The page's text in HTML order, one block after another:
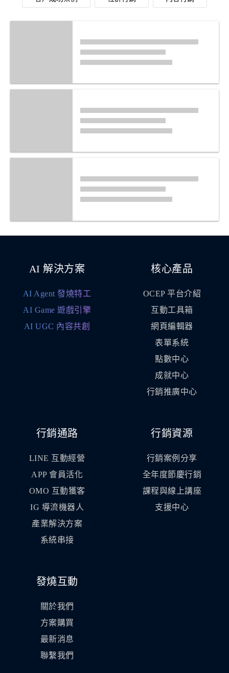
AI 解決方案
AI Agent 發燒特工
AI Game 遊戲引擎
AI UGC 內容共創
核心產品
OCEP 平台介紹
互動工具箱
網頁編輯器
表單系統
點數中心
成就中心
行銷推廣中心
行銷通路
LINE 互動經營
APP 會員活化
OMO 互動獲客
IG 導流機器人
產業解決方案
系統串接
行銷資源
行銷案例分享
全年度節慶行銷
課程與線上講座
支援中心
發燒互動
關於我們
方案購買
最新消息
聯繫我們